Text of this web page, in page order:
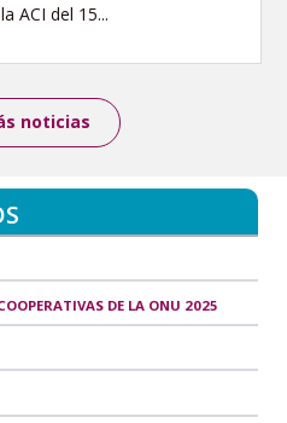
ACI del 15...
noticias
DE LA ONU 2025